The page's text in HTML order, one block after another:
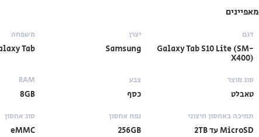
מאפיינים
דגם
Galaxy Tab S10 Lite (SM-
X400)
יצרן
Samsung
משפחה
Tab
סוג מוצר
טאבלט
צבע
כסף
RAM
8GB
תמיכה באחסון חיצוני
MicroSD עד 2TB
נפח אחסון
256GB
סוג אחסון
eMMC